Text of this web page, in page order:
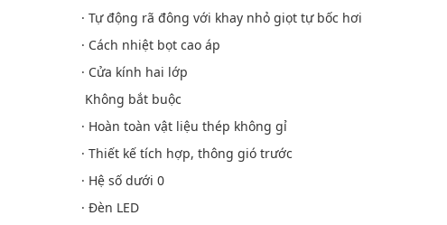
· Tự động rã đông với khay nhỏ giọt tự bốc hơi
· Cách nhiệt bọt cao áp
· Cửa kính hai lớp
Không bắt buộc
· Hoàn toàn vật liệu thép không gỉ
· Thiết kế tích hợp, thông gió trước
· Hệ số dưới 0
· Đèn LED